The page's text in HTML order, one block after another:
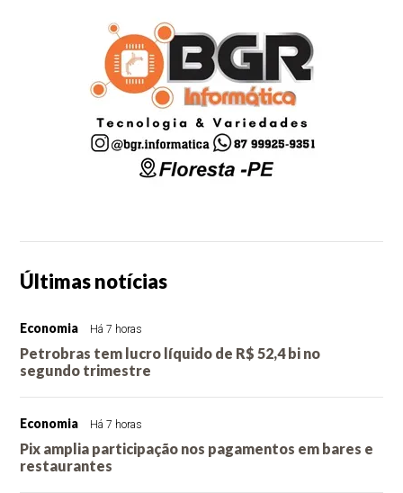
Últimas notícias
Economia Há 7 horas
Petrobras tem lucro líquido de R$ 52,4 bi no
segundo trimestre
Economia Há 7 horas
Pix amplia participação nos pagamentos em bares e
restaurantes